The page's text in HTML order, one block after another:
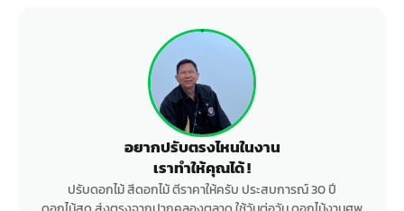
อยากปรับตรงไหนในงาน
เราทำให้คุณได้ !
ปรับดอกไม้ สีดอกไม้ ตีราคาให้ครับ ประสบการณ์ 30 ปี